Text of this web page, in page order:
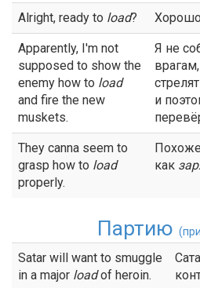
Alright, ready to load?
Apparently, I'm not
supposed to show the
enemy how to load
and fire the new
muskets.
Я не
и
They canna seem to
grasp how to load
properly.
как
Партию
Satar will want to smuggle
in a major loadof heroin.